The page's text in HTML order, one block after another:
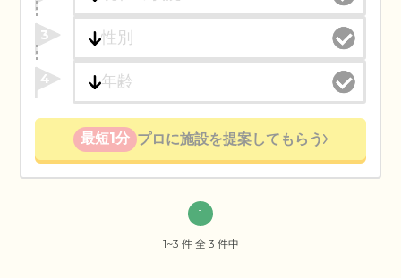
3
4
最短1分 プロに施設を提案してもらう
1
1~3 件 全 3 件中